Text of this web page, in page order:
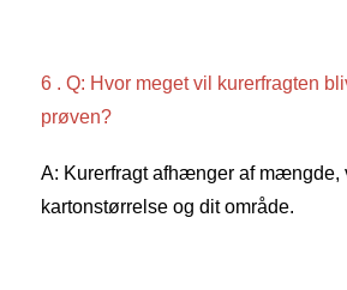
6 . Q: Hvor meget vil kurerfragten
prøven?
A: Kurerfragt afhænger af mængde,
kartonstørrelse og dit område.